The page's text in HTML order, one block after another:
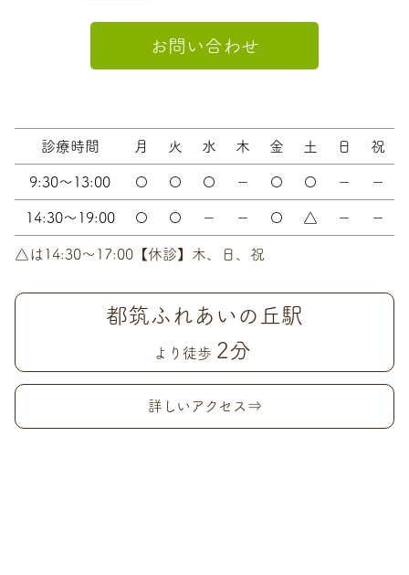
お問い合わせ
診療時間 月 火 水 木 金 土 日 祝
9:30～13:00 〇 〇 〇 － 〇 〇 － －
14:30～19:00 〇 〇 － － 〇 △ － －
△は14:30〜17:00【休診】木、日、祝
都筑ふれあいの丘駅
より徒歩 2分
詳しいアクセス⇒